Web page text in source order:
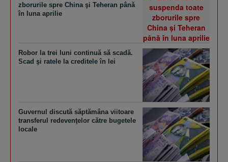
zborurile spre China şi Teheran până
în luna aprilie
Robor la trei luni continuă să scadă.
Scad şi ratele la creditele în lei
Guvernul discută săptămâna viitoare
transferul redevenţelor către bugetele
locale